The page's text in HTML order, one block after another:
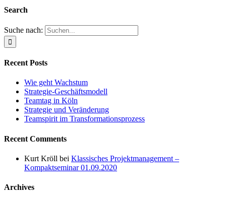
Search
Suche nach:
Recent Posts
Wie geht Wachstum
Strategie-Geschäftsmodell
Teamtag in Köln
Strategie und Veränderung
Teamspirit im Transformationsprozess
Recent Comments
Kurt Kröll bei Klassisches Projektmanagement –
Kompaktseminar 01.09.2020
Archives